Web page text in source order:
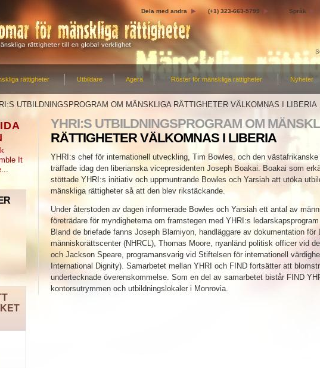
Dela med andra (+1) 323-663-5799 Språk
rättigheter Utbildare Agera Röster för mänskliga rättigheter Nyheter
UTBILDNINGSPROGRAM OM MÄNSKLIGA RÄTTIGHETER VÄLKOMNAS I LIBERIA
YHRI:S UTBILDNINGSPROGRAM OM
RÄTTIGHETER VÄLKOMNAS I LIBERIA
YHRI:s chef för internationell utveckling, Tim Bowles, och den
träffade idag den liberianska vicepresidenten Joseph Boakai. Boakai som
stöttade YHRI:s initiativ och uppmuntrande Bowles och Yarsiah att utöka
mänskliga rättigheter så att den blev rikstäckande.
Under återstoden av dagen informerade Bowles och Yarsiah ett antal av
företrädare för myndigheterna om framstegen med YHRI:s
Bland de briefade fanns Joseph Blamiyon, handläggare av dokumentation för
människorättscenter (NHRCL), Thomas Moore, nyanländ politisk officer vid
och Jackson Speare, programansvarig vid Stiftelsen för internationell
International Dignity). Samarbetet mellan YHRI och FIND fortsätter att
undertecknade överenskommelse. Som en del av samarbetet bistår FIND
kontorsutrymmen och utbildningslokaler i Monrovia.